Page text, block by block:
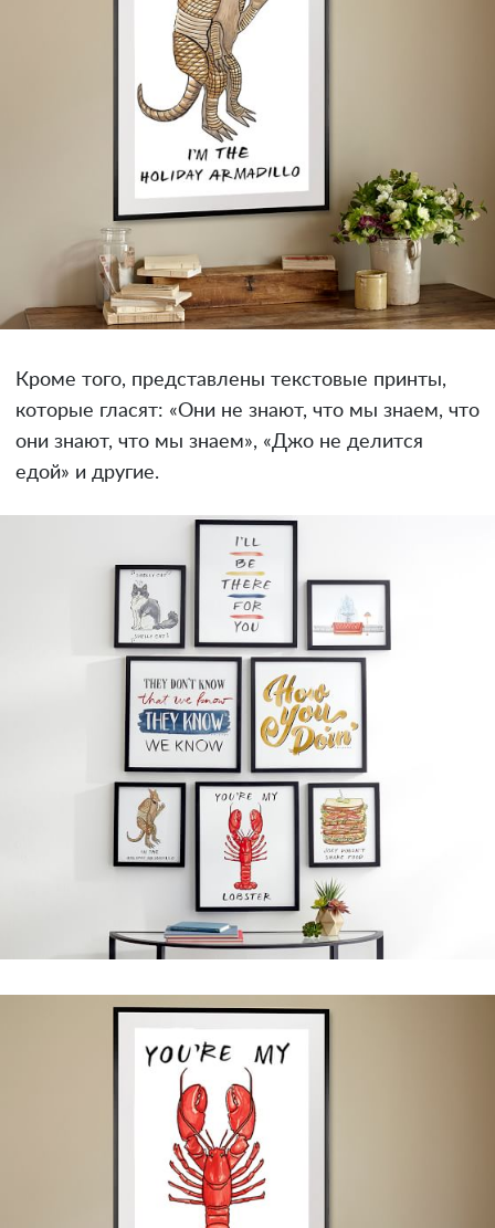
Кроме того, представлены текстовые принты,
которые гласят: «Они не знают, что мы знаем, что
они знают, что мы знаем», «Джо не делится
едой» и другие.